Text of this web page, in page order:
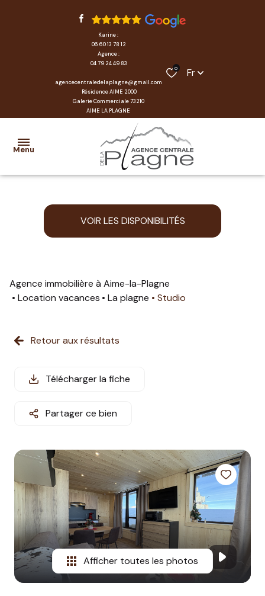
Karine :
06 60 13 78 12
Agence :
04 79 24 49 83
agencecentraledelaplagne@gmail.com
Résidence AIME 2000
Galerie Commerciale 73210
AIME LA PLAGNE
0 Fr
Menu
accueil
locations
estimation
nos
partenaires
contact
VOIR LES DISPONIBILITÉS
Agence immobilière à Aime-la-Plagne
Location vacances
La plagne Studio
Retour aux résultats
Télécharger la fiche
Partager ce bien
Afficher toutes les photos